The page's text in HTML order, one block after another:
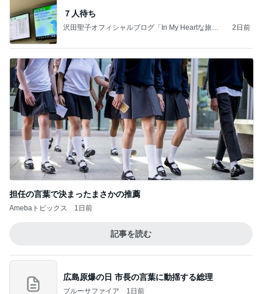
７人待ち
沢田聖子オフィシャルブログ「In My Heartな旅日
2日前
担任の言葉で決まったまさかの推薦
Amebaトピックス 1日前
記事を読む
広島原爆の日 市長の言葉に動揺する総理
ブルーサファイア 1日前